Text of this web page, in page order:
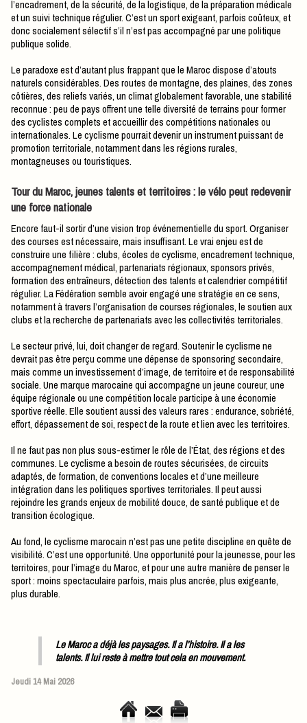
l’encadrement, de la sécurité, de la logistique, de la préparation médicale
et un suivi technique régulier. C’est un sport exigeant, parfois coûteux, et
donc socialement sélectif s’il n’est pas accompagné par une politique
publique solide.
Le paradoxe est d’autant plus frappant que le Maroc dispose d’atouts
naturels considérables. Des routes de montagne, des plaines, des zones
côtières, des reliefs variés, un climat globalement favorable, une stabilité
reconnue : peu de pays offrent une telle diversité de terrains pour former
des cyclistes complets et accueillir des compétitions nationales ou
internationales. Le cyclisme pourrait devenir un instrument puissant de
promotion territoriale, notamment dans les régions rurales,
montagneuses ou touristiques.
Tour du Maroc, jeunes talents et territoires : le vélo peut redevenir
une force nationale
Encore faut-il sortir d’une vision trop événementielle du sport. Organiser
des courses est nécessaire, mais insuffisant. Le vrai enjeu est de
construire une filière : clubs, écoles de cyclisme, encadrement technique,
accompagnement médical, partenariats régionaux, sponsors privés,
formation des entraîneurs, détection des talents et calendrier compétitif
régulier. La Fédération semble avoir engagé une stratégie en ce sens,
notamment à travers l’organisation de courses régionales, le soutien aux
clubs et la recherche de partenariats avec les collectivités territoriales.
Le secteur privé, lui, doit changer de regard. Soutenir le cyclisme ne
devrait pas être perçu comme une dépense de sponsoring secondaire,
mais comme un investissement d’image, de territoire et de responsabilité
sociale. Une marque marocaine qui accompagne un jeune coureur, une
équipe régionale ou une compétition locale participe à une économie
sportive réelle. Elle soutient aussi des valeurs rares : endurance, sobriété,
effort, dépassement de soi, respect de la route et lien avec les territoires.
Il ne faut pas non plus sous-estimer le rôle de l’État, des régions et des
communes. Le cyclisme a besoin de routes sécurisées, de circuits
adaptés, de formation, de conventions locales et d’une meilleure
intégration dans les politiques sportives territoriales. Il peut aussi
rejoindre les grands enjeux de mobilité douce, de santé publique et de
transition écologique.
Au fond, le cyclisme marocain n’est pas une petite discipline en quête de
visibilité. C’est une opportunité. Une opportunité pour la jeunesse, pour les
territoires, pour l’image du Maroc, et pour une autre manière de penser le
sport : moins spectaculaire parfois, mais plus ancrée, plus exigeante,
plus durable.
Le Maroc a déjà les paysages. Il a l’histoire. Il a les
talents. Il lui reste à mettre tout cela en mouvement.
Jeudi 14 Mai 2026